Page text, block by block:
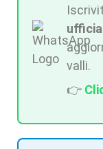
valli.
👉